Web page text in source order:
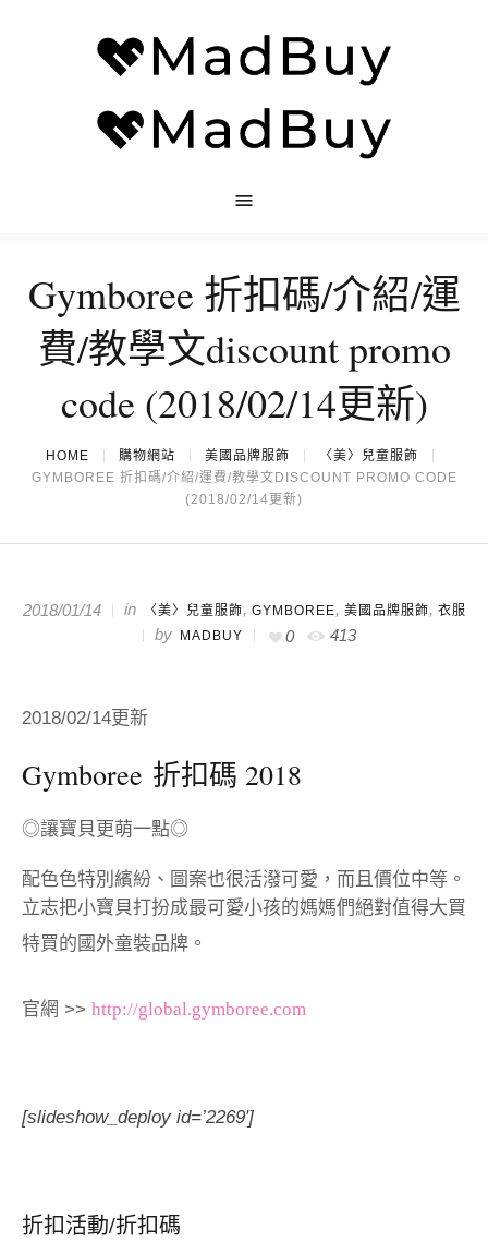
Gymboree 折扣碼/介紹/運
費/教學文discount promo
code (2018/02/14更新)
HOME 購物網站 美國品牌服飾
〈美〉兒童服飾
GYMBOREE 折扣碼/介紹/運費/教學文DISCOUNT PROMO CODE
(2018/02/14更新)
2018/01/14 in 〈美〉兒童服飾, GYMBOREE, 美國品牌服飾, 衣服
by MADBUY 0 413
2018/02/14更新
Gymboree 折扣碼 2018
◎讓寶貝更萌一點◎
配色色特別繽紛、圖案也很活潑可愛，而且價位中等。
立志把小寶貝打扮成最可愛小孩的媽媽們絕對值得大買
特買的國外童裝品牌。
官網 >> http://global.gymboree.com
[slideshow_deploy id=’2269′]
折扣活動/折扣碼